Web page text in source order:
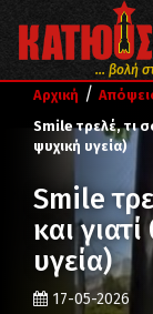
... βολή
Αρχική /
Smile τρελέ, τι
ψυχική υγεία)
Smile
και
υγεία)
17-05-2026